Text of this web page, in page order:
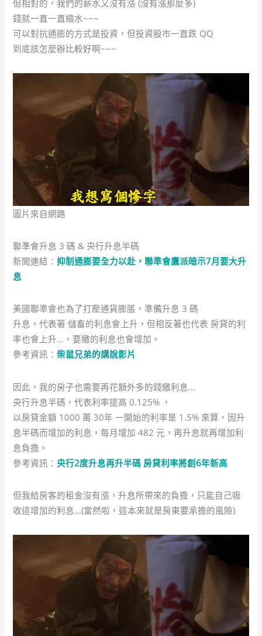
但相對的，我們的薪水又沒有漲 (沒有漲那麼多)
錢就一直一直縮水~~~
可以對抗通膨的方式是投資，但投資股市一直跌 QQ
到底該怎麼辦比較好啊~~~
圖片來自網路
聯準會升息 3 碼 & 央行升息半碼
新聞連結：抑制通膨要全力以赴，聯準會鷹派暗示7月要大升
息
美國聯準會也為了打壓通貨膨脹，準備升息 3 碼
升息，代表著 儲畜的利息會上升，但相反著也代表 房貸的利
率也會上升…，要繳的利息也會增加。
參考資訊：柴鼠兄弟的講說影片
因此，我的房子也需要再花額外多的錢繳利息…
央行升息半碼，代表利率提高 0.125% ，
以房貸金額 1000 萬 30年 一開始的利率是 1.5% 來算，因升
息半碼而增加的利息，每月增加 482 元，再升息就再增加利
息負擔。
參考資訊：央行2度升息再升半碼 房貸利率將創6年新高
但我給房客的租金沒有漲，升息所帶來的負擔，只能自己吸
收這增加的利息…(當然啦，這本來就是房東要承擔的風險)